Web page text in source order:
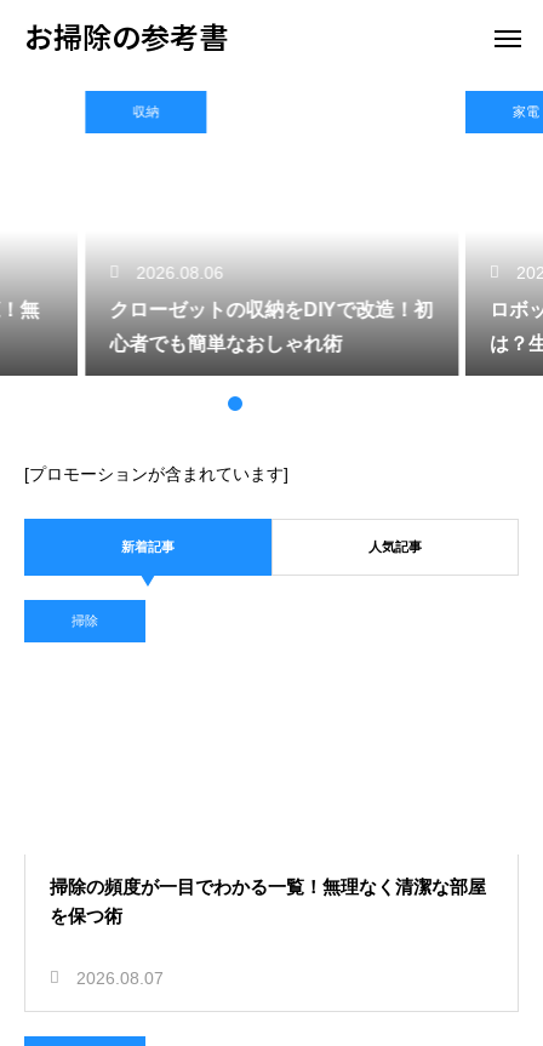
お掃除の参考書
無
収納
2026.08.06
クローゼットの収納をDIYで改造！初
心者でも簡単なおしゃれ術
家電
ロボ
は？
[プロモーションが含まれています]
新着記事 人気記事
掃除
掃除の頻度が一目でわかる一覧！無理なく清潔な部屋
を保つ術
2026.08.07